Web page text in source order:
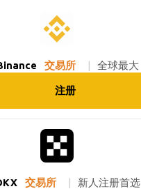
交易所 | 全球最大
注册
交易所 | 新人注册首选